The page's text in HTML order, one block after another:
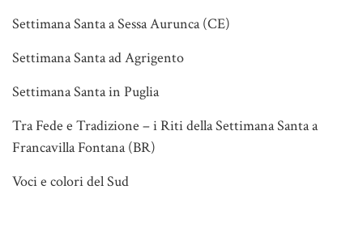
Settimana Santa a Sessa Aurunca (CE)
Settimana Santa ad Agrigento
Settimana Santa in Puglia
Tra Fede e Tradizione – i Riti della Settimana Santa a
Francavilla Fontana (BR)
Voci e colori del Sud